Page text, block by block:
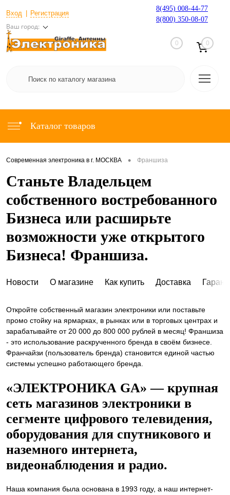
Вход Регистрация
Ваш город:
8(495) 008-44-77
8(800) 350-08-07
0 0
Каталог товаров
Современная электроника в г. МОСКВА • Франшиза
Станьте Владельцем
собственного востребованного
Бизнеса или расширьте
возможности уже открытого
Бизнеса! Франшиза.
Новости О магазине Как купить Доставка
Откройте собственный магазин электроники или поставьте
промо стойку на ярмарках, в рынках или в торговых центрах и
зарабатывайте от 20 000 до 800 000 рублей в месяц! Франшиза
- это использование раскрученного бренда в своём бизнесе.
Франчайзи (пользователь бренда) становится единой частью
системы успешно работающего бренда.
«ЭЛЕКТРОНИКА GA» — крупная
сеть магазинов электроники в
сегменте цифрового телевидения,
оборудования для спутникового и
наземного интернета,
видеонаблюдения и радио.
Наша компания была основана в 1993 году, а наш интернет-